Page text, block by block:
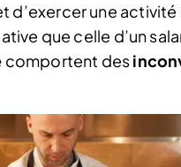
d’exercer une
que celle d’un
comportent des